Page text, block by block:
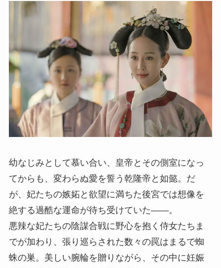
幼なじみとして慕い合い、皇帝とその側室になっ
てからも、変わらぬ愛を誓う乾隆帝と如懿。だ
が、妃たちの嫉妬と欲望に満ちた後宮では想像を
絶する過酷な運命が待ち受けていた――。
悪辣な妃たちの陰謀合戦に野心を抱く侍女たちま
でが加わり、張り巡らされた数々の罠はまるで蜘
蛛の巣。美しい腕輪を贈りながら、その中に妊娠